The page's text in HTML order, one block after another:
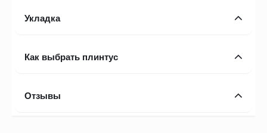
Укладка
Как выбрать плинтус
Отзывы